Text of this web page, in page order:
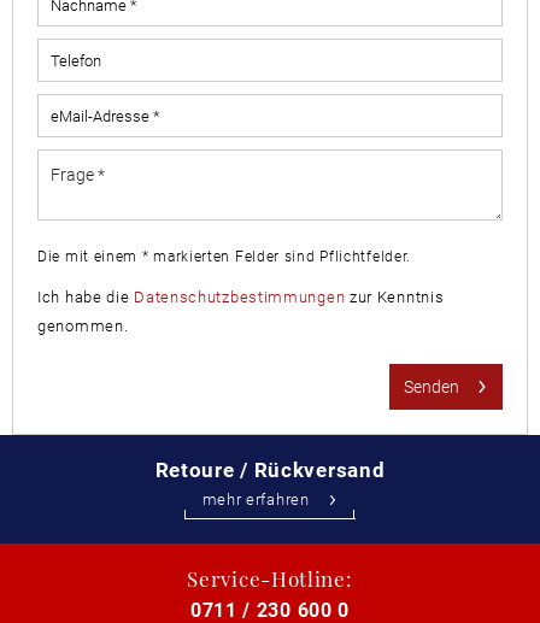
Die mit einem * markierten Felder sind Pflichtfelder.
Ich habe die Datenschutzbestimmungen zur Kenntnis
genommen.
Senden
Retoure / Rückversand
mehr erfahren
Service-Hotline:
0711 / 230 600 0